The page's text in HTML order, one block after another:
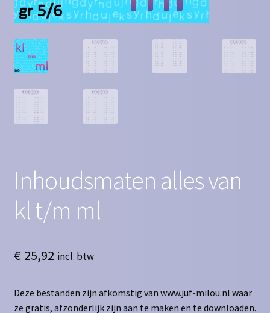
Mijn account
Privacy Policy
Winkelmand
Winkel
Inhoudsmaten alles van
kl t/m ml
€25,92 incl. btw
Deze bestanden zijn afkomstig van www.juf-milou.nl waar
ze gratis, afzonderlijk zijn aan te maken en te downloaden.